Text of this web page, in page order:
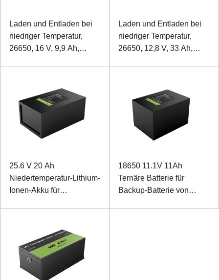
Laden und Entladen bei
niedriger Temperatur,
26650, 16 V, 9,9 Ah,
Energiespeicherbatterie
Laden und Entladen bei
niedriger Temperatur,
26650, 12,8 V, 33 Ah,
25.6 V 20 Ah
Niedertemperatur-Lithium-
Ionen-Akku für
18650 11.1V 11Ah
Ternäre Batterie für
Backup-Batterie von